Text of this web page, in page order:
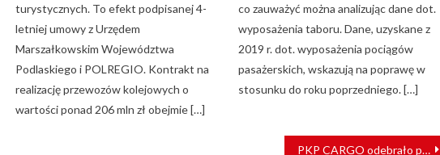
turystycznych. To efekt podpisanej 4-
letniej umowy z Urzędem
Marszałkowskim Województwa
Podlaskiego i POLREGIO. Kontrakt na
realizację przewozów kolejowych o
wartości ponad 206 mln zł obejmie […]
co zauważyć można analizując dane dot.
wyposażenia taboru. Dane, uzyskane z
2019 r. dot. wyposażenia pociągów
pasażerskich, wskazują na poprawę w
stosunku do roku poprzedniego. […]
PKP CARGO odebrało pierwsze platformy intermodalne serii Sggrs